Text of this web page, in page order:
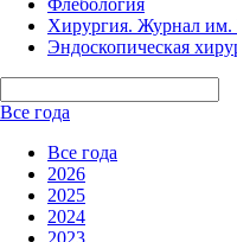
Флебология
Хирургия. Журнал
Эндоскопическая
Все года
Все года
2026
2025
2024
2023